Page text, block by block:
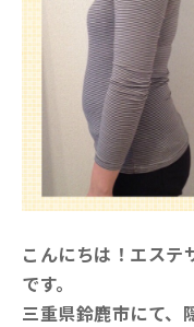
こんにちは！エステ
です。
三重県鈴鹿市にて、